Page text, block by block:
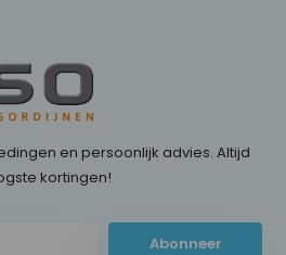
en persoonlijk advies. Altijd
kortingen!
Abonneer